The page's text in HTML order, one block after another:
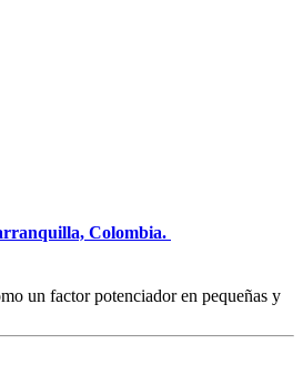
Colombia.
un factor potenciador en pequeñas y